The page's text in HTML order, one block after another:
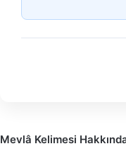
Mevlâ Kelimesi